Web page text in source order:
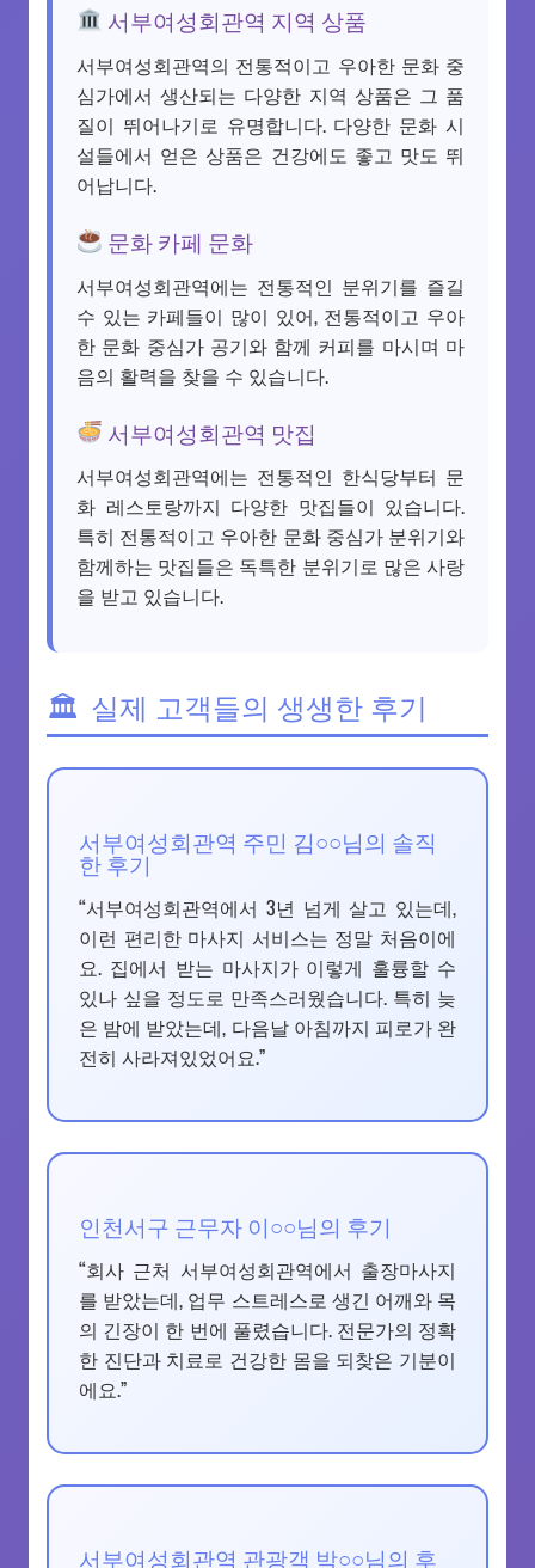
서부여성회관역 지역 상품
서부여성회관역의 전통적이고 우아한 문화 중
심가에서 생산되는 다양한 지역 상품은 그 품
질이 뛰어나기로 유명합니다. 다양한 문화 시
설들에서 얻은 상품은 건강에도 좋고 맛도 뛰
어납니다.
문화 카페 문화
서부여성회관역에는 전통적인 분위기를 즐길
수 있는 카페들이 많이 있어, 전통적이고 우아
한 문화 중심가 공기와 함께 커피를 마시며 마
음의 활력을 찾을 수 있습니다.
서부여성회관역 맛집
서부여성회관역에는 전통적인 한식당부터 문
화 레스토랑까지 다양한 맛집들이 있습니다.
특히 전통적이고 우아한 문화 중심가 분위기와
함께하는 맛집들은 독특한 분위기로 많은 사랑
을 받고 있습니다.
실제 고객들의 생생한 후기
서부여성회관역 주민 김○○님의 솔직
한 후기
“서부여성회관역에서 3년 넘게 살고 있는데,
이런 편리한 마사지 서비스는 정말 처음이에
요. 집에서 받는 마사지가 이렇게 훌륭할 수
있나 싶을 정도로 만족스러웠습니다. 특히 늦
은 밤에 받았는데, 다음날 아침까지 피로가 완
전히 사라져있었어요.”
인천서구 근무자 이○○님의 후기
“회사 근처 서부여성회관역에서 출장마사지
를 받았는데, 업무 스트레스로 생긴 어깨와 목
의 긴장이 한 번에 풀렸습니다. 전문가의 정확
한 진단과 치료로 건강한 몸을 되찾은 기분이
에요.”
서부여성회관역 관광객 박○○님의 후